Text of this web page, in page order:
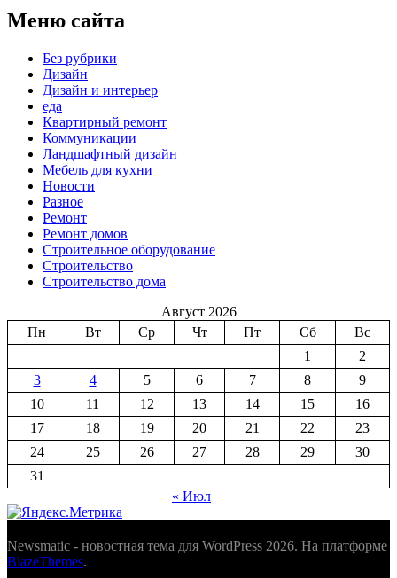
Меню сайта
Без рубрики
Дизайн
Дизайн и интерьер
еда
Квартирный ремонт
Коммуникации
Ландшафтный дизайн
Мебель для кухни
Новости
Разное
Ремонт
Ремонт домов
Строительное оборудование
Строительство
Строительство дома
Август 2026
Пн
Вт Ср Чт Пт Сб
Вс
1
2
3
4 5 6 7 8
9
10
11 12 13 14 15
16
17
18 19 20 21 22
23
24
25 26 27 28 29
30
31
« Июл
Newsmatic - новостная тема для WordPress 2026. На платформе
BlazeThemes.